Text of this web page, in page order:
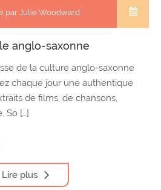
par Julie Woodward
anglo-saxonne
de la culture anglo-saxonne
chaque jour une authentique
de films, de chansons,
So […]
Lire plus